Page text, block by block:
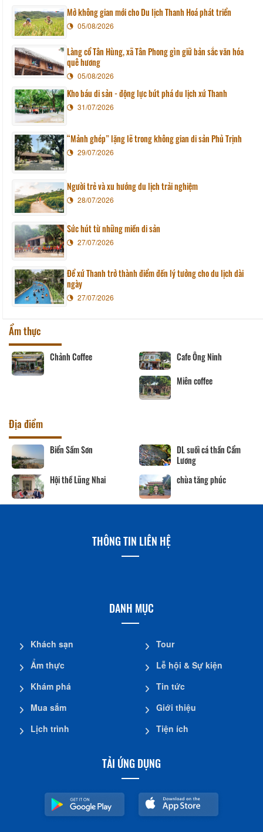
Mở không gian mới cho Du lịch Thanh Hoá phát triển
05/08/2026
Làng cổ Tân Hùng, xã Tân Phong gìn giữ bản sắc văn hóa
quê hương
05/08/2026
Kho báu di sản - động lực bứt phá du lịch xứ Thanh
31/07/2026
“Mảnh ghép” lặng lẽ trong không gian di sản Phủ Trịnh
29/07/2026
Người trẻ và xu hướng du lịch trải nghiệm
28/07/2026
Sức hút từ những miền di sản
27/07/2026
Để xứ Thanh trở thành điểm đến lý tưởng cho du lịch dài
ngày
27/07/2026
Ẩm thực
Chảnh Coffee
Cafe Ông Ninh
Miên coffee
Địa điểm
Biển Sầm Sơn
DL suối cá thần Cẩm
Lương
Hội thề Lũng Nhai
chùa tăng phúc
THÔNG TIN LIÊN HỆ
DANH MỤC
Khách sạn
Ẩm thực
Khám phá
Mua sắm
Lịch trình
Tour
Lễ hội & Sự kiện
Tin tức
Giới thiệu
Tiện ích
TẢI ỨNG DỤNG